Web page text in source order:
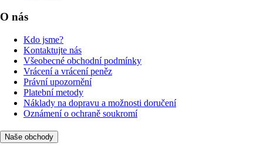
O nás
Kdo jsme?
Kontaktujte nás
Všeobecné obchodní podmínky
Vrácení a vrácení peněz
Právní upozornění
Platební metody
Náklady na dopravu a možnosti doručení
Oznámení o ochraně soukromí
Naše obchody